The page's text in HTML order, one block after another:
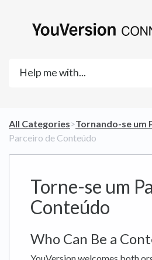
All Categories​>​​Tornando-se um
Parceiro de Conteúdo
Torne-se um
Conteúdo
Who Can Be a